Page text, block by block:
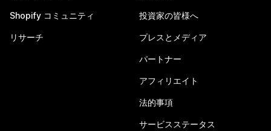
Shopify コミュニティ
リサーチ
投資家の皆様へ
プレスとメディア
パートナー
アフィリエイト
法的事項
サービスステータス